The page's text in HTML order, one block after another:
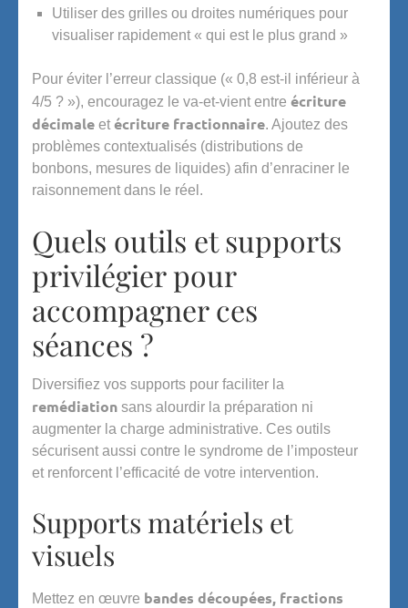
Utiliser des grilles ou droites numériques pour
visualiser rapidement « qui est le plus grand »
Pour éviter l’erreur classique (« 0,8 est-il inférieur à
4/5 ? »), encouragez le va-et-vient entre écriture
décimale et écriture fractionnaire. Ajoutez des
problèmes contextualisés (distributions de
bonbons, mesures de liquides) afin d’enraciner le
raisonnement dans le réel.
Quels outils et supports
privilégier pour
accompagner ces
séances ?
Diversifiez vos supports pour faciliter la
remédiation sans alourdir la préparation ni
augmenter la charge administrative. Ces outils
sécurisent aussi contre le syndrome de l’imposteur
et renforcent l’efficacité de votre intervention.
Supports matériels et
visuels
Mettez en œuvre bandes découpées, fractions